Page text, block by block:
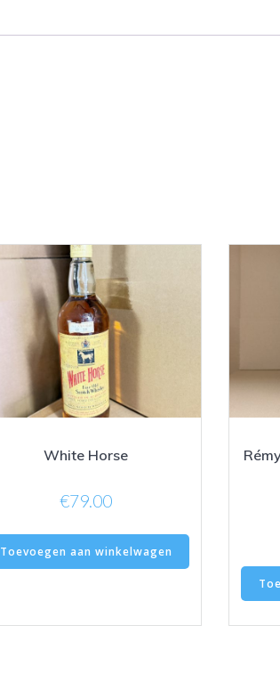
White Horse
€79.00
Toevoegen aan winkelwagen